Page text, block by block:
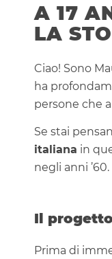
A 17
LA
Ciao! Sono
ha
persone che
Se stai
italiana in
negli anni ’60.
Il progetto
Prima di